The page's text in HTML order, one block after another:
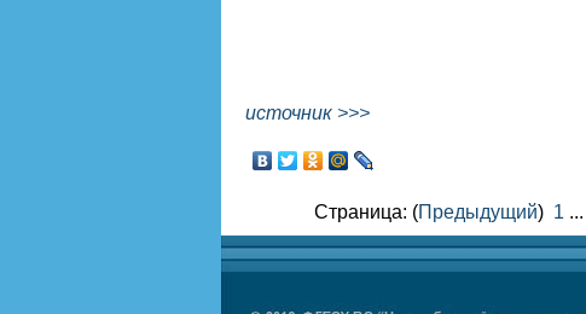
источник >>>
Страница: (Предыдущий) 1 ...